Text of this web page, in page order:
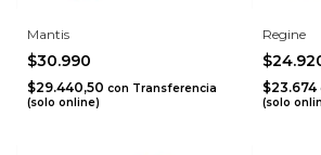
Mantis
$30.990
$29.440,50 con Transferencia
(solo online)
Regine
$23.674
(solo